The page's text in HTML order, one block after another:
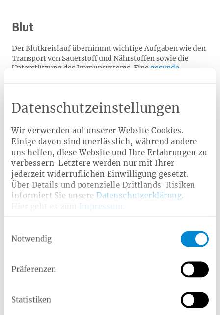
Datenschutzeinstellungen
Wir verwenden auf unserer Website Cookies.
Einige davon sind unerlässlich, während andere
uns helfen, diese Website und Ihre Erfahrungen zu
verbessern. Letztere werden nur mit Ihrer
jederzeit widerruflichen Einwilligung gesetzt.
Über Details und potenzielle Drittlands-Risiken
informiert Sie unsere Datenschutzerklärung.
Impressum
Notwendig
Präferenzen
Statistiken
Blut
Der Blutkreislauf übernimmt wichtige Aufgaben wie den
Transport von Sauerstoff und Nährstoffen sowie die
Unterstützung des Immunsystems. Eine gesunde
B12 und Folsäure unverzichtbar. Ausreichende
Flüssigkeitszufuhr unterstützt die Aufrechterhaltung des
Blutvolumens.
Häufige Erkrankungen sind Anämie (Mangel an roten
Blutkörperchen), Leukämie (Blutkrebs) und Hämophilie
(Blutgerinnungsstörung). Blutuntersuchungen können
frühzeitig auf Auffälligkeiten hinweisen. Wer regelmäßig
Blut spendet, hilft nicht nur anderen, sondern tut auch
seiner Gesundheit etwas Gutes – er kann den Blutdruck
senken und das Herz-Kreislauf-System stärken.
Das könnte Sie auch interessieren
gibt und was der Rhe­